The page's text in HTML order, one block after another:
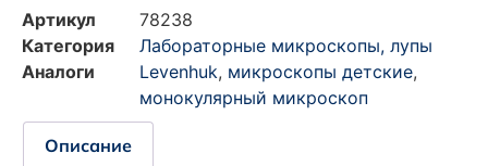
Артикул
78238
Категория
Лабораторные микроскопы, лупы
Аналоги
Levenhuk, микроскопы детские,
монокулярный микроскоп
Описание